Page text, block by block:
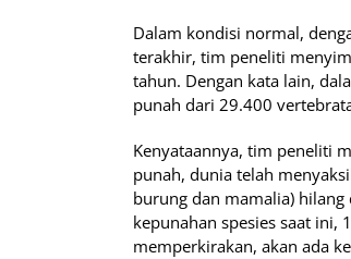
Dalam kondisi normal,
terakhir, tim peneliti
tahun. Dengan kata lain,
punah dari 29.400
Kenyataannya, tim peneliti
punah, dunia telah
burung dan mamalia)
kepunahan spesies saat
memperkirakan, akan ada